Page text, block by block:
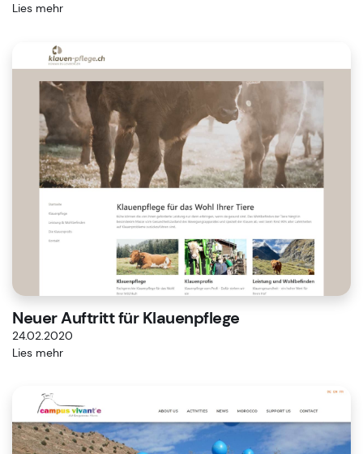
Lies mehr
Neuer Auftritt für Klauenpflege
24.02.2020
Lies mehr